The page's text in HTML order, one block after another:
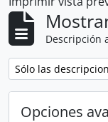
Descripción
Remove filter:
Sólo las
Opciones